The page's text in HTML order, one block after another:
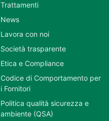
Trattamenti
News
Lavora con noi
Società trasparente
Etica e Compliance
Codice di Comportamento per
i Fornitori
Politica qualità sicurezza e
ambiente (QSA)